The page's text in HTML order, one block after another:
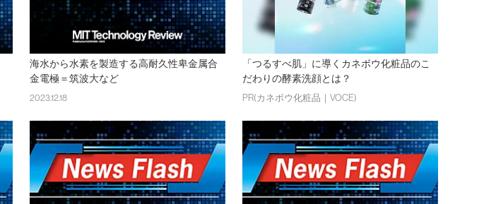
海水から水素を製造する高耐久性卑金属合
金電極＝筑波大など
2023.12.18
「つるすべ肌」に導くカネボウ化粧品のこ
だわりの酵素洗顔とは？
PR(カネボウ化粧品｜VOCE)